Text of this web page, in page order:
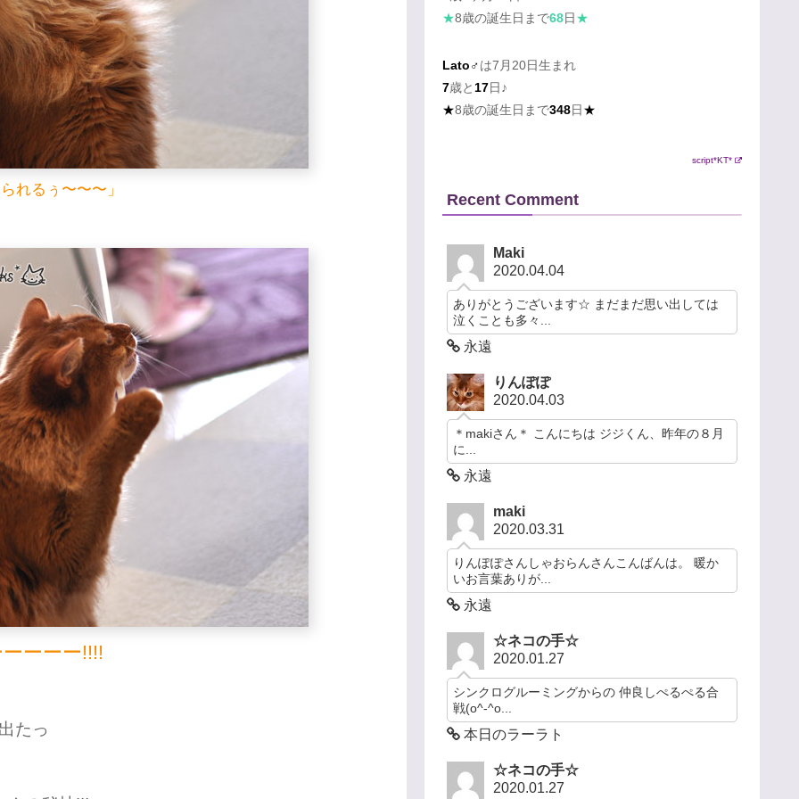
れるぅ〜〜〜」
ーーー!!!!
たっ
★8歳の誕生日まで68日★
Lato♂は7月20日生まれ
7歳と 17日♪
★8歳の誕生日まで348日★
script*KT*
Recent Comment
Maki
2020.04.04
ありがとうございます☆ まだまだ思い出しては
泣くことも多々...
永遠
りんぽぽ
2020.04.03
＊makiさん＊ こんにちは ジジくん、昨年の８月
に...
永遠
maki
2020.03.31
りんぽぽさんしゃおらんさんこんばんは。 暖か
いお言葉ありが...
永遠
☆ネコの手☆
2020.01.27
シンクログルーミングからの 仲良しぺるぺる合
戦(o^-^o...
本日のラーラト
☆ネコの手☆
2020.01.27